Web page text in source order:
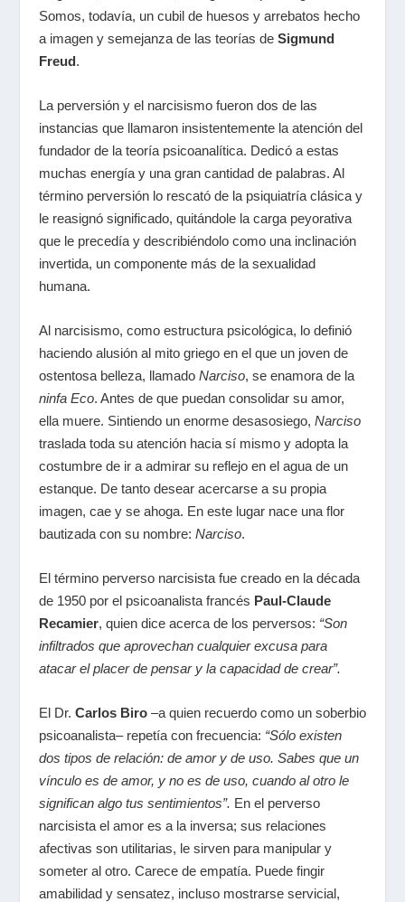
Somos, todavía, un cubil de huesos y arrebatos hecho
a imagen y semejanza de las teorías de Sigmund
Freud.
La perversión y el narcisismo fueron dos de las
instancias que llamaron insistentemente la atención del
fundador de la teoría psicoanalítica. Dedicó a estas
muchas energía y una gran cantidad de palabras. Al
término perversión lo rescató de la psiquiatría clásica y
le reasignó significado, quitándole la carga peyorativa
que le precedía y describiéndolo como una inclinación
invertida, un componente más de la sexualidad
humana.
Al narcisismo, como estructura psicológica, lo definió
haciendo alusión al mito griego en el que un joven de
ostentosa belleza, llamado Narciso, se enamora de la
ninfa Eco. Antes de que puedan consolidar su amor,
ella muere. Sintiendo un enorme desasosiego, Narciso
traslada toda su atención hacia sí mismo y adopta la
costumbre de ir a admirar su reflejo en el agua de un
estanque. De tanto desear acercarse a su propia
imagen, cae y se ahoga. En este lugar nace una flor
bautizada con su nombre: Narciso.
El término perverso narcisista fue creado en la década
de 1950 por el psicoanalista francés Paul-Claude
Recamier, quien dice acerca de los perversos: “Son
infiltrados que aprovechan cualquier excusa para
atacar el placer de pensar y la capacidad de crear”.
El Dr. Carlos Biro–a quien recuerdo como un soberbio
psicoanalista– repetía con frecuencia: “Sólo existen
dos tipos de relación: de amor y de uso. Sabes que un
vínculo es de amor, y no es de uso, cuando al otro le
significan algo tus sentimientos”. En el perverso
narcisista el amor es a la inversa; sus relaciones
afectivas son utilitarias, le sirven para manipular y
someter al otro. Carece de empatía. Puede fingir
amabilidad y sensatez, incluso mostrarse servicial,